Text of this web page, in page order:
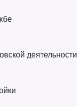
деятельности